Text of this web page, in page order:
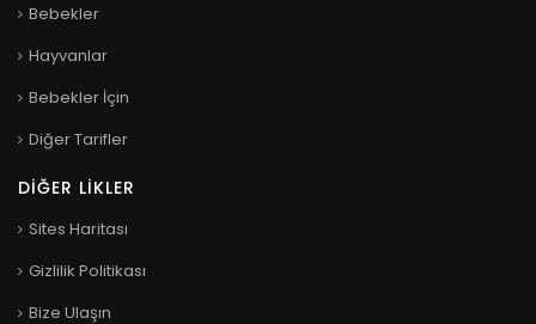
Bebekler
Hayvanlar
Bebekler İçin
Diğer Tarifler
DIĞER LIKLER
Sites Haritası
Gizlilik Politikası
Bize Ulaşın